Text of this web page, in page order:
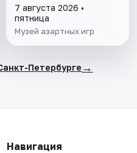
7 августа 2026 •
пятница
Музей азартных игр
Петербурге →
Навигация